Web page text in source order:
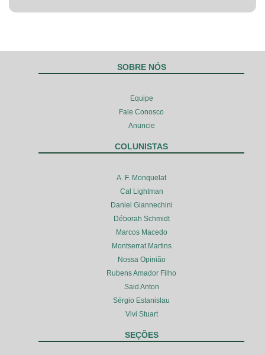
SOBRE NÓS
Equipe
Fale Conosco
Anuncie
COLUNISTAS
A. F. Monquelat
Cal Lightman
Daniel Giannechini
Déborah Schmidt
Marcos Macedo
Montserrat Martins
Nossa Opinião
Rubens Amador Filho
Said Anton
Sérgio Estanislau
Vivi Stuart
SEÇÕES